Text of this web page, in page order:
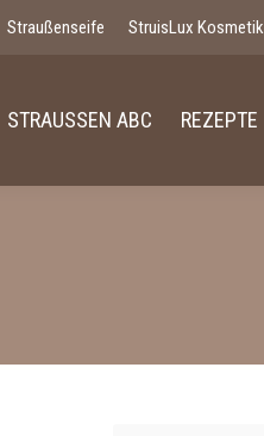
Straußenseife StruisLux Kosmetik
STRAUSSEN ABC REZEPTE